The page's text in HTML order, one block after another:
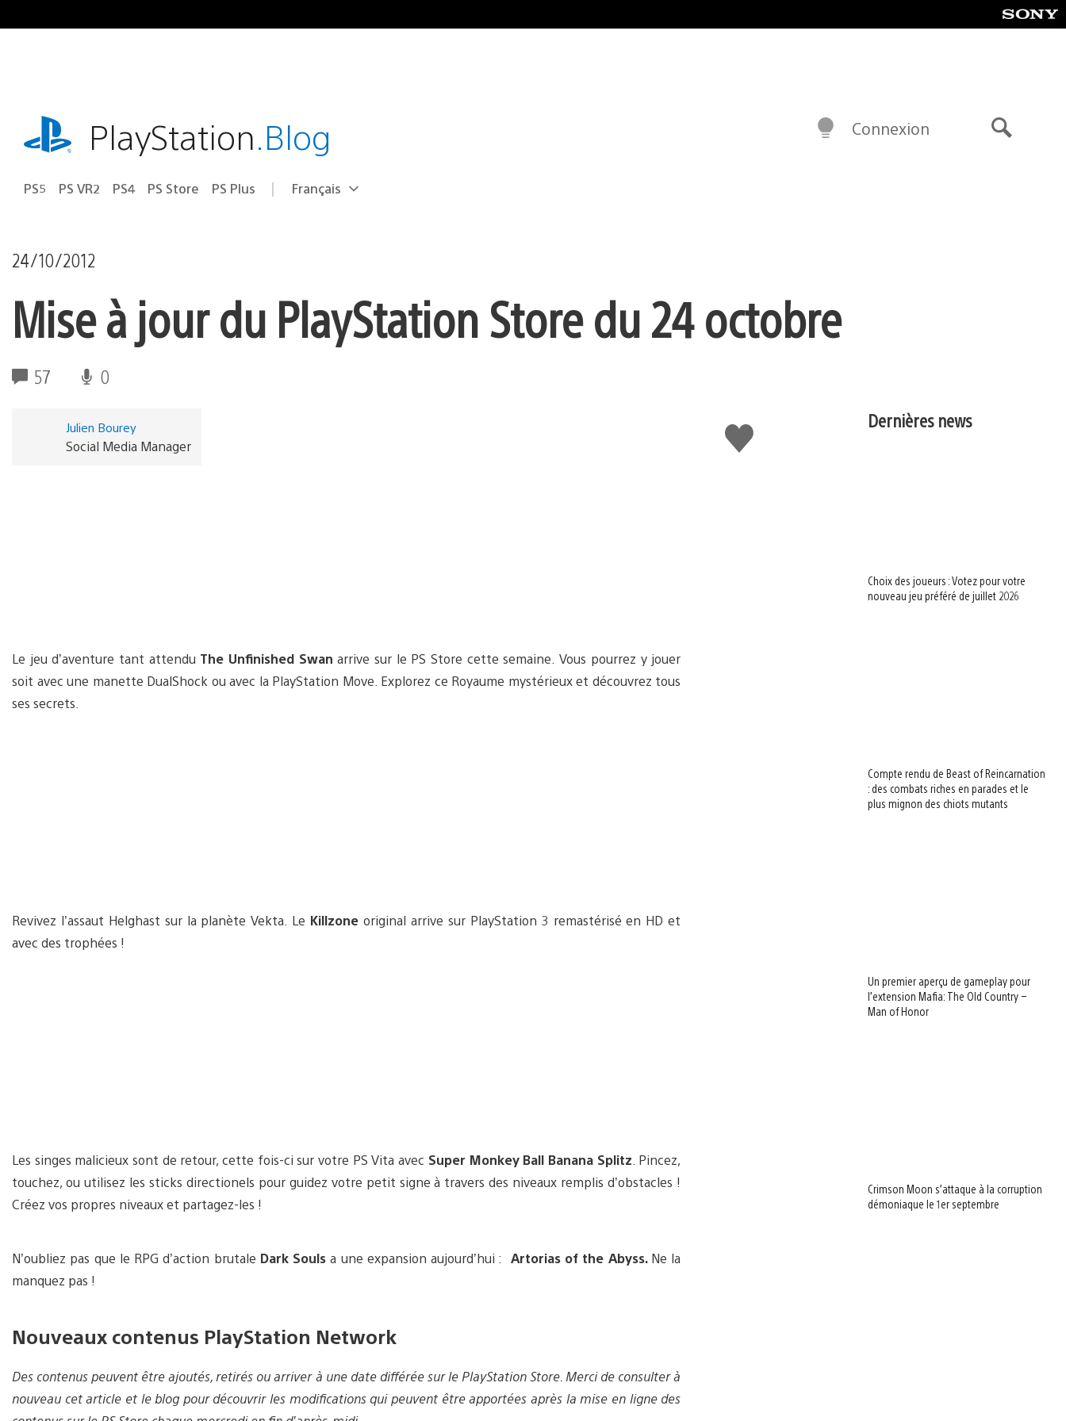
au
playstation.comPlayStation.Blog
PS5 PS VR2 PS4 PS Store PS Plus Choisir
Région
Français
Connexion
24/10/2012
Mise à jour du PlayStation Store du 24 octobre
57 0
J'aime
Julien Bourey
Social Media Manager
Le jeu d’aventure tant attendu The Unfinished Swan arrive sur le PS Store cette semaine. Vous pourrez y jouer
soit avec une manette DualShock ou avec la PlayStation Move. Explorez ce Royaume mystérieux et découvrez tous
ses secrets.
Revivez l’assaut Helghast sur la planète Vekta. Le Killzone original arrive sur PlayStation 3 remastérisé en HD et
avec des trophées !
Les singes malicieux sont de retour, cette fois-ci sur votre PS Vita avec Super Monkey Ball Banana Splitz . Pincez,
touchez, ou utilisez les sticks directionels pour guidez votre petit signe à travers des niveaux remplis d’obstacles !
Créez vos propres niveaux et partagez-les !
N’oubliez pas que le RPG d’action brutale Dark Souls a une expansion aujourd’hui : Artorias of the Abyss. Ne la
manquez pas !
Nouveaux contenus PlayStation Network
Des contenus peuvent être ajoutés, retirés ou arriver à une date différée sur le PlayStation Store. Merci de consulter à
nouveau cet article et le blog pour découvrir les modifications qui peuvent être apportées après la mise en ligne des
Dernières news
Choix des joueurs : Votez pour votre
nouveau jeu préféré de juillet 2026
Compte rendu de Beast of Reincarnation
: des combats riches en parades et le
plus mignon des chiots mutants
Un premier aperçu de gameplay pour
l’extension Mafia: The Old Country –
Man of Honor
Crimson Moon s’attaque à la corruption
démoniaque le 1er septembre